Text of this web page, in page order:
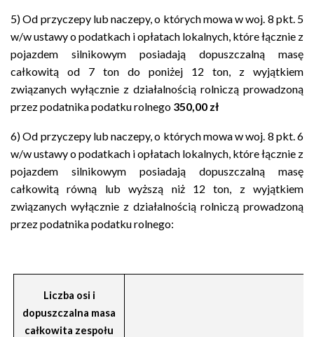
5) Od przyczepy lub naczepy, o których mowa w woj. 8 pkt. 5
w/w ustawy o podatkach i opłatach lokalnych, które łącznie z
pojazdem silnikowym posiadają dopuszczalną masę
całkowitą od 7 ton do poniżej 12 ton, z wyjątkiem
związanych wyłącznie z działalnością rolniczą prowadzoną
przez podatnika podatku rolnego 350,00 zł
6) Od przyczepy lub naczepy, o których mowa w woj. 8 pkt. 6
w/w ustawy o podatkach i opłatach lokalnych, które łącznie z
pojazdem silnikowym posiadają dopuszczalną masę
całkowitą równą lub wyższą niż 12 ton, z wyjątkiem
związanych wyłącznie z działalnością rolniczą prowadzoną
przez podatnika podatku rolnego:
Liczba osi i
dopuszczalna masa
całkowita zespołu